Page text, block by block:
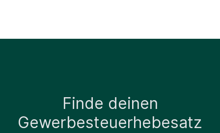
Finde deinen
Gewerbesteuerhebesatz